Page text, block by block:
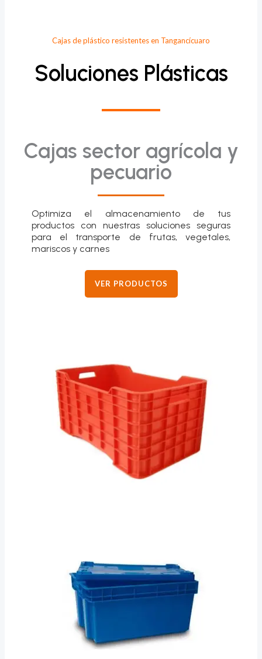
Cajas de plástico resistentes en Tangancícuaro
Soluciones Plásticas
Cajas sector agrícola y
pecuario
Optimiza el almacenamiento de tus
productos con nuestras soluciones seguras
para el transporte de frutas, vegetales,
mariscos y carnes
VER PRODUCTOS